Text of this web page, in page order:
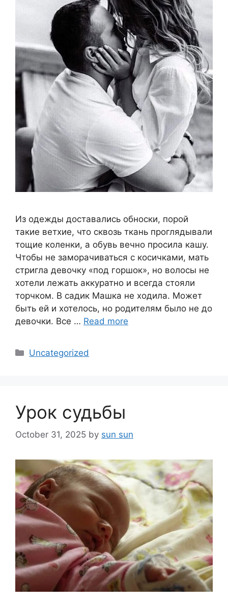
Из одежды доставались обноски, порой
такие ветхие, что сквозь ткань проглядывали
тощие коленки, а обувь вечно просила кашу.
Чтобы не заморачиваться с косичками, мать
стригла девочку «под горшок», но волосы не
хотели лежать аккуратно и всегда стояли
торчком. В садик Машка не ходила. Может
быть ей и хотелось, но родителям было не до
девочки. Все … Read more
Categories
Uncategorized
Урок судьбы
October 31, 2025 by sun sun